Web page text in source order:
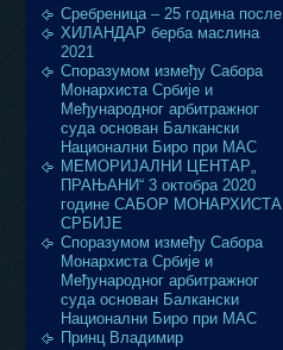
Сребреница – 25 година после
ХИЛАНДАР берба маслина
2021
Споразумом између Сабора
Монархиста Србије и
Међународног арбитражног
суда основан Балкански
Национални Биро при МАС
МЕМОРИЈАЛНИ ЦЕНТАР„
ПРАЊАНИ“ 3 октобра 2020
године САБОР МОНАРХИСТА
СРБИЈЕ
Споразумом између Сабора
Монархиста Србије и
Међународног арбитражног
суда основан Балкански
Национални Биро при МАС
Принц Владимир